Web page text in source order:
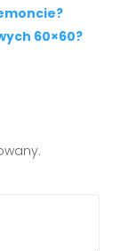
60×60?